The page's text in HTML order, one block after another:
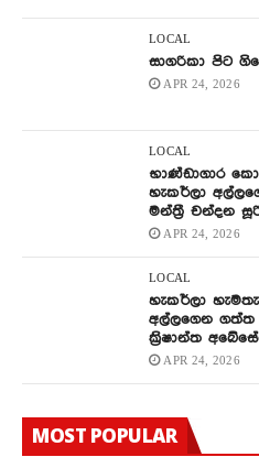
LOCAL
සාගරිකා පිට
APR 24, 2026
LOCAL
භාණ්ඩාගාර
හැකර්ලා
මන්ත්‍රී චන්දන
APR 24, 2026
LOCAL
හැකර්ලා
අල්ලගෙන ගත්ත
ක්‍රිෂාන්ත
APR 24, 2026
MOST POPULAR